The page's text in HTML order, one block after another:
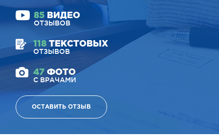
85 ВИДЕО
ОТЗЫВОВ
118 ТЕКСТОВЫХ
ОТЗЫВОВ
47 ФОТО
С ВРАЧАМИ
ОСТАВИТЬ ОТЗЫВ